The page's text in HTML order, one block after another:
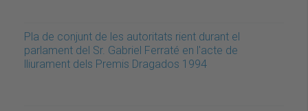
Pla de conjunt de les autoritats rient durant el
parlament del Sr. Gabriel Ferraté en l'acte de
lliurament dels Premis Dragados 1994